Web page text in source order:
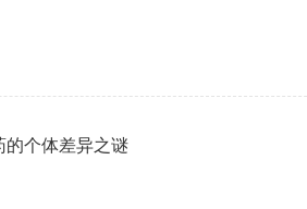
的个体差异之谜